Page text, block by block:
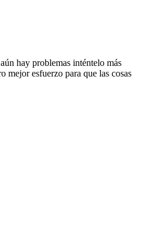
hay problemas inténtelo más
mejor esfuerzo para que las cosas